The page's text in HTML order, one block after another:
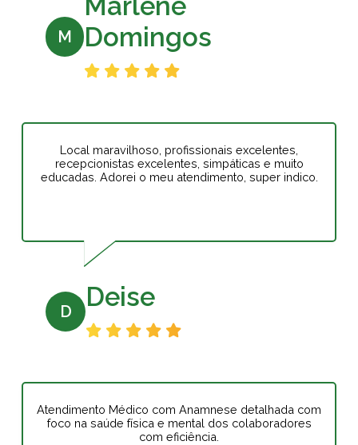
M
Marlene
Domingos
Local maravilhoso, profissionais excelentes,
recepcionistas excelentes, simpáticas e muito
educadas. Adorei o meu atendimento, super indico.
D Deise
Atendimento Médico com Anamnese detalhada com
foco na saúde física e mental dos colaboradores
com eficiência.